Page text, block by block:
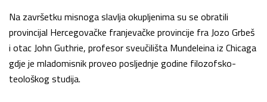
Na završetku misnoga slavlja okupljenima su se obratili
provincijal Hercegovačke franjevačke provincije fra Jozo Grbeš
i otac John Guthrie, profesor sveučilišta Mundeleina iz Chicaga
gdje je mladomisnik proveo posljednje godine filozofsko-
teološkog studija.